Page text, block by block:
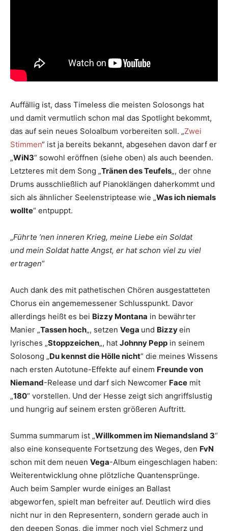
Auffällig ist, dass Timeless die meisten Solosongs hat
und damit vermutlich schon mal das Spotlight bekommt,
das auf sein neues Soloalbum vorbereiten soll. „Zwei
Stimmen“ ist ja bereits bekannt, abgesehen davon darf er
„WiN3“ sowohl eröffnen (siehe oben) als auch beenden.
Letzteres mit dem Song „Tränen des Teufels„, der ohne
Drums ausschließlich auf Pianoklängen daherkommt und
sich als ähnlicher Seelenstriptease wie „Was ich niemals
wollte“ entpuppt.
„Führte ’nen inneren Krieg, meine Liebe ein Soldat
und mein Soldat hatte Angst, er hat schon viel zu viel
ertragen“
Auch dank des mit pathetischen Chören ausgestatteten
Chorus ein angememessener Schlusspunkt. Davor
allerdings heißt es bei Bizzy Montana in bewährter
Manier „Tassen hoch„, setzen Vega und Bizzyein
lyrisches „Stoppzeichen„, hat Johnny Pepp in seinem
Solosong „Du kennst die Hölle nicht“ die meines Wissens
nach ersten Autotune-Effekte auf einem Freunde von
Niemand-Release und darf sich Newcomer Face mit
„180“ vorstellen. Und der Hesse zeigt sich angriffslustig
und hungrig auf seinem ersten größeren Auftritt.
Summa summarum ist „Willkommen im Niemandsland 3“
also eine konsequente Fortsetzung des Weges, den FvN
schon mit dem neuen Vega-Album eingeschlagen haben:
Weiterentwicklung ohne plötzliche Quantensprünge.
Auch beim Sampler wurde einiges an Ballast
abgeworfen, spielt man befreiter auf. Deutlich wird dies
nicht nur in den Representern, sondern gerade auch in
den deepen Songs, die immer noch viel Schmerz und